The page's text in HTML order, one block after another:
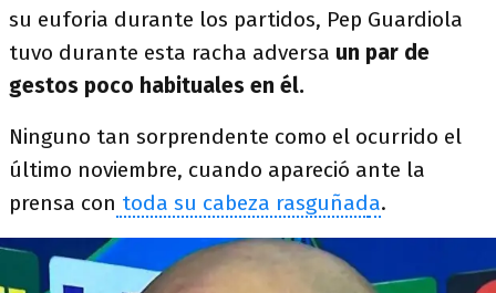
su euforia durante los partidos, Pep Guardiola
tuvo durante esta racha adversa un par de
gestos poco habituales en él.
Ninguno tan sorprendente como el ocurrido el
último noviembre, cuando apareció ante la
prensa con toda su cabeza rasguñada.